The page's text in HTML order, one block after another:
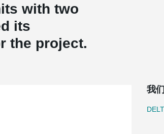
with two
its
the project.
我